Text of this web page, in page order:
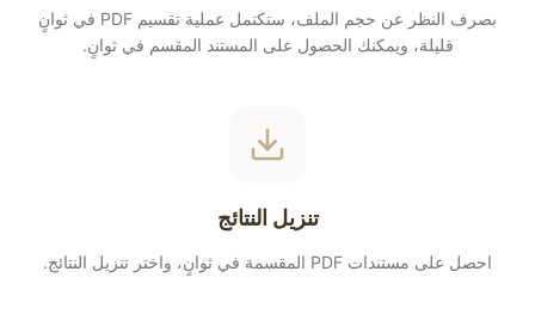
بصرف النظر عن حجم الملف، ستكتمل عملية تقسيم PDF في ثوانٍ
قليلة، ويمكنك الحصول على المستند المقسم في ثوانٍ.
تنزيل النتائج
احصل على مستندات PDF المقسمة في ثوانٍ، واختر تنزيل النتائج.